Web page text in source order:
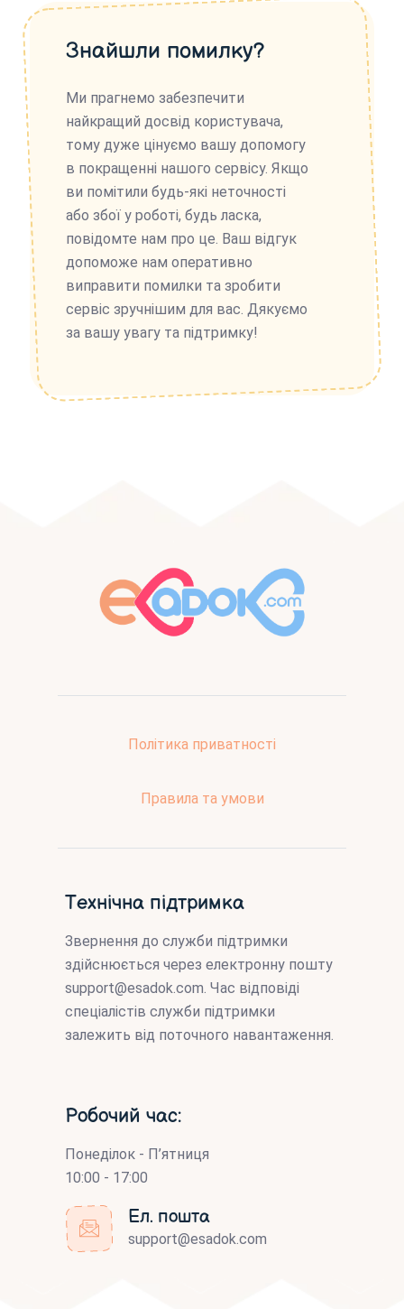
Знайшли помилку?
Ми прагнемо забезпечити
найкращий досвід користувача,
тому дуже цінуємо вашу допомогу
в покращенні нашого сервісу. Якщо
ви помітили будь-які неточності
або збої у роботі, будь ласка,
повідомте нам про це. Ваш відгук
допоможе нам оперативно
виправити помилки та зробити
сервіс зручнішим для вас. Дякуємо
за вашу увагу та підтримку!
Політика приватності
Правила та умови
Технічна підтримка
Звернення до служби підтримки
здійснюється через електронну пошту
support@esadok.com. Час відповіді
спеціалістів служби підтримки
залежить від поточного навантаження.
Робочий час:
Понеділок - П’ятниця
10:00 - 17:00
Ел. пошта
support@esadok.com